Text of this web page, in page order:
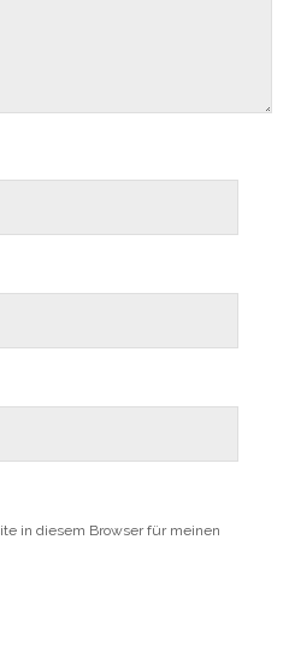
in diesem Browser für meinen